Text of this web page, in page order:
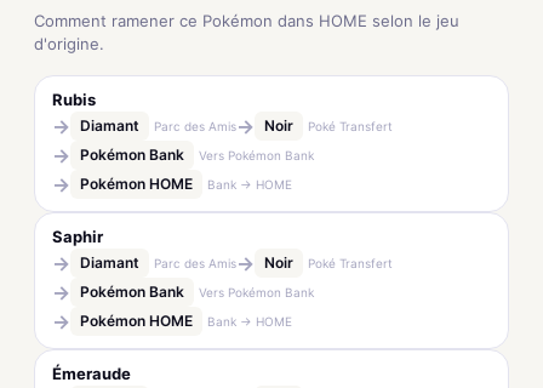
Comment ramener ce Pokémon dans HOME selon le jeu
d'origine.
Rubis
→ Diamant Parc des Amis→ Noir Poké Transfert
→ Pokémon Bank Vers Pokémon Bank
→ Pokémon HOME Bank → HOME
Saphir
→ Diamant Parc des Amis→ Noir Poké Transfert
→ Pokémon Bank Vers Pokémon Bank
→ Pokémon HOME Bank → HOME
Émeraude